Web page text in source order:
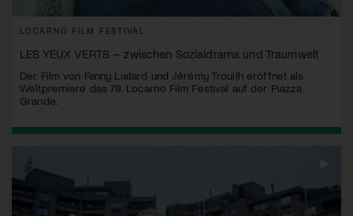
LOCARNO FILM FESTIVAL
LES YEUX VERTS – zwischen Sozialdrama und Traumwelt
Der Film von Fanny Liatard und Jérémy Trouilh eröffnet als
Weltpremiere das 79. Locarno Film Festival auf der Piazza
Grande.